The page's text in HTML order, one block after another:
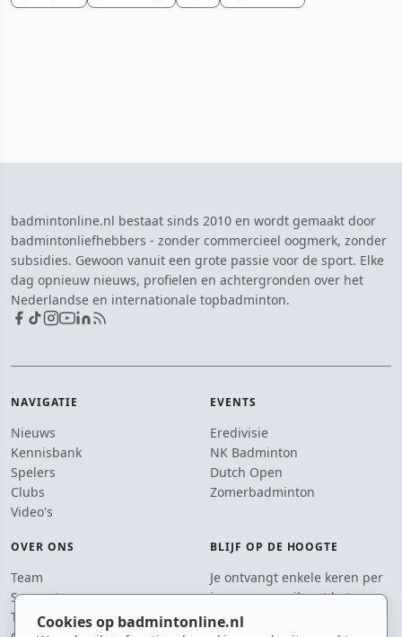
Cookies op badmintonline.nl
badmintonline.nl bestaat sinds 2010 en wordt gemaakt door
badmintonliefhebbers - zonder commercieel oogmerk, zonder
subsidies. Gewoon vanuit een grote passie voor de sport. Elke
dag opnieuw nieuws, profielen en achtergronden over het
Nederlandse en internationale topbadminton.
NAVIGATIE
Nieuws
Kennisbank
Spelers
Clubs
Video's
EVENTS
Eredivisie
NK Badminton
Dutch Open
Zomerbadminton
OVER ONS
Team
Supporters
Tip de redactie
BLIJF OP DE HOOGTE
Je ontvangt enkele keren per
jaar een e-mail met het
laatste badmintonnieuws.